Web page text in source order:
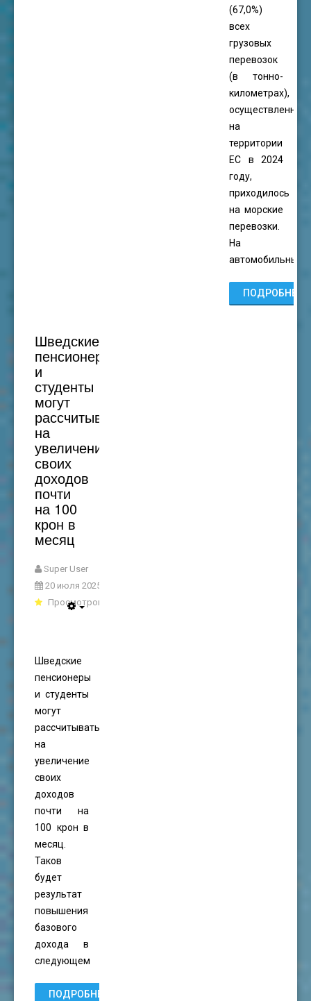
(67,0%)
всех
грузовых
перевозок
(в тонно-
километрах),
осуществленных
на
территории
ЕС в 2024
году,
приходилось
на морские
перевозки.
На
автомобильные
ПОДРОБНЕЕ...
Шведские
пенсионеры
и
студенты
могут
рассчитывать
на
увеличение
своих
доходов
почти
на 100
крон в
месяц
Super User
20 июля 2025
Просмотров: 1383
Шведские
пенсионеры
и студенты
могут
рассчитывать
на
увеличение
своих
доходов
почти на
100 крон в
месяц.
Таков
будет
результат
повышения
базового
дохода в
следующем
ПОДРОБНЕЕ...